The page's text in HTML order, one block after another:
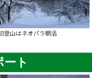
登山はネオパラ朝活
ート